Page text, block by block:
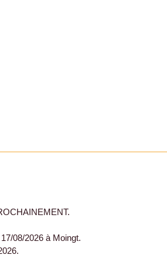
08/2026 à Moingt.